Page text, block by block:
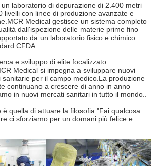
laboratorio di depurazione di 2.400 metri
livelli con linee di produzione avanzate e
Medical gestisce un sistema completo
dall'ispezione delle materie prime fino
da un laboratorio fisico e chimico
CFDA.
e sviluppo di elite focalizzato
Medical si impegna a sviluppare nuovi
sanitarie per il campo medico.La produzione
continuano a crescere di anno in anno
in nuovi mercati sanitari in tutto il mondo..
è quella di attuare la filosofia "Fai qualcosa
ci sforziamo per un domani più felice e